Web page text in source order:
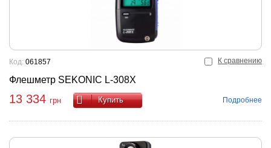
К сравнению
Флешметр SEKONIC L-308X
Код: 061857
13 334 грн Купить Подробнее